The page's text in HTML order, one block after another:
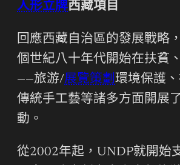
人形立牌西藏項目
回應西藏自治區的發展戰略
個世紀八十年代開始在扶貧
——旅游/展覽策劃環境保護
傳統手工藝等諸多方面開展
動。
從2002年起，UNDP就開始